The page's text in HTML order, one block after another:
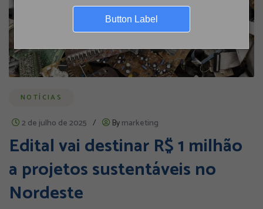
Button Label
NOTÍCIAS
2 de julho de 2025 / Bymarketing
Edital vai destinar R$ 1 milhão
a projetos sustentáveis no
Nordeste